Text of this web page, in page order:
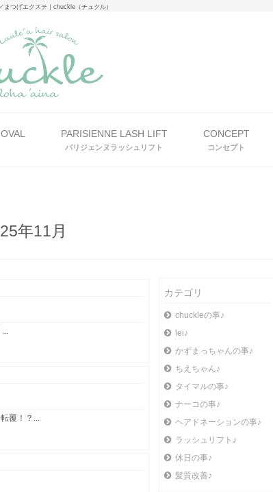
まつげエクステ｜chuckle（チュクル）
PARISIENNE LASH LIFT
パリジェンヌラッシュリフト
CONCEPT
コンセプト
年11月
覆！？...
カテゴリ
chuckleの事♪
lei♪
かずまっちゃんの事♪
ちえちゃん♪
タイマルの事♪
ナーコの事♪
ヘアドネーションの事♪
ラッシュリフト♪
休日の事♪
髪質改善♪